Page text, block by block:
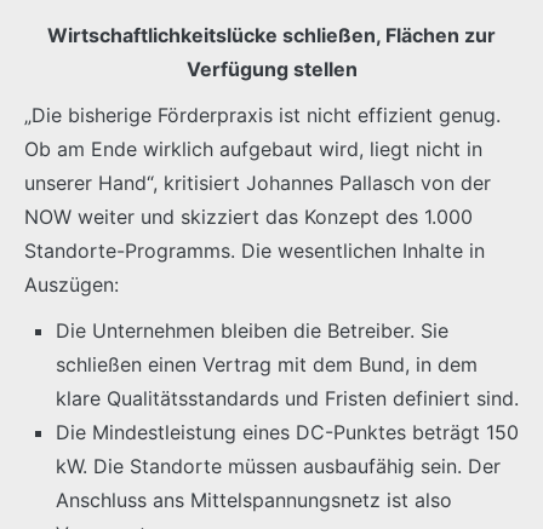
Wirtschaftlichkeitslücke schließen, Flächen zur
Verfügung stellen
„Die bisherige Förderpraxis ist nicht effizient genug.
Ob am Ende wirklich aufgebaut wird, liegt nicht in
unserer Hand“, kritisiert Johannes Pallasch von der
NOW weiter und skizziert das Konzept des 1.000
Standorte-Programms. Die wesentlichen Inhalte in
Auszügen:
Die Unternehmen bleiben die Betreiber. Sie
schließen einen Vertrag mit dem Bund, in dem
klare Qualitätsstandards und Fristen definiert sind.
Die Mindestleistung eines DC-Punktes beträgt 150
kW. Die Standorte müssen ausbaufähig sein. Der
Anschluss ans Mittelspannungsnetz ist also